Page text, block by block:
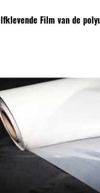
Film van de